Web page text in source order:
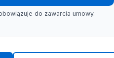
do zawarcia umowy.